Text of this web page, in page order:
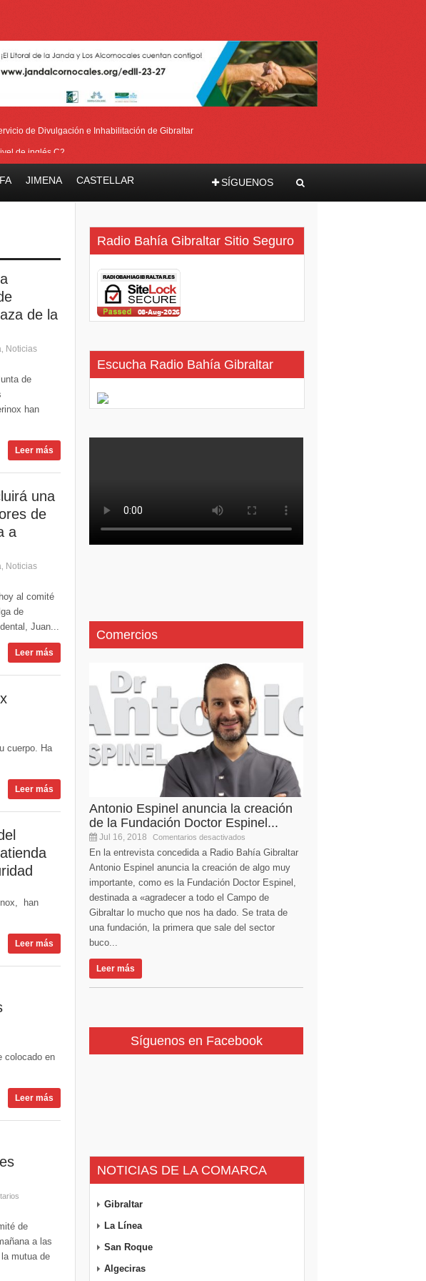
de Divulgación e Inhabilitación de Gibraltar
de inglés C2
JIMENA CASTELLAR SÍGUENOS
de la
Noticias
de
han
Leer más
una
de
a
Noticias
al comité
de
Juan...
Leer más
cuerpo. Ha
Leer más
han
Leer más
colocado en
Leer más
de
a las
mutua de
Radio Bahía Gibraltar Sitio Seguro
Escucha Radio Bahía Gibraltar
Comercios
Antonio Espinel anuncia la creación
de la Fundación Doctor Espinel...
Jul 16, 2018 Comentarios desactivados
En la entrevista concedida a Radio Bahía Gibraltar
Antonio Espinel anuncia la creación de algo muy
importante, como es la Fundación Doctor Espinel,
destinada a «agradecer a todo el Campo de
Gibraltar lo mucho que nos ha dado. Se trata de
una fundación, la primera que sale del sector
buco...
Leer más
Síguenos en Facebook
NOTICIAS DE LA COMARCA
Gibraltar
La Línea
San Roque
Algeciras